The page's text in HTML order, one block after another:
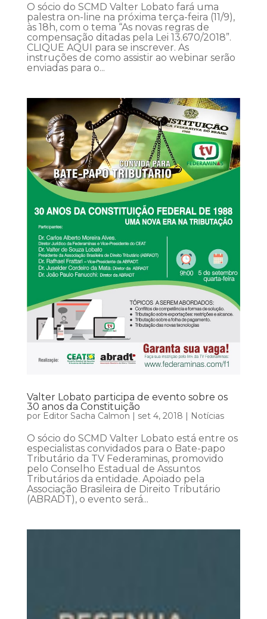
O sócio do SCMD Valter Lobato fará uma
palestra on-line na próxima terça-feira (11/9),
às 18h, com o tema “As novas regras de
compensação ditadas pela Lei 13.670/2018”.
CLIQUE AQUI para se inscrever. As
instruções de como assistir ao webinar serão
enviadas para o...
Valter Lobato participa de evento sobre os
30 anos da Constituição
por Editor Sacha Calmon | set 4, 2018 | Notícias
O sócio do SCMD Valter Lobato está entre os
especialistas convidados para o Bate-papo
Tributário da TV Federaminas, promovido
pelo Conselho Estadual de Assuntos
Tributários da entidade. Apoiado pela
Associação Brasileira de Direito Tributário
(ABRADT), o evento será...